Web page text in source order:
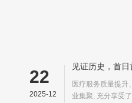
22
2025-12
见证历史，首
医疗服务质量提升
业集聚, 充分享受